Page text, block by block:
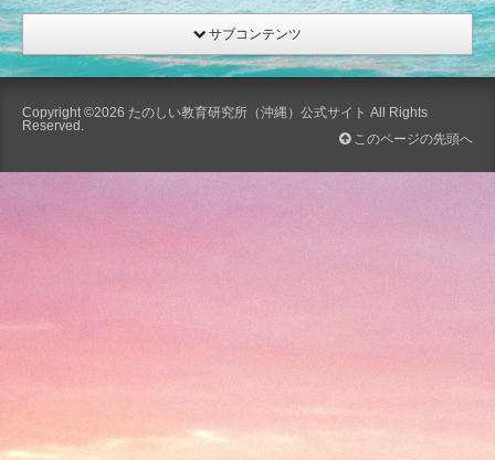
サブコンテンツ
Copyright ©2026 たのしい教育研究所（沖縄）公式サイト All Rights
Reserved.
このページの先頭へ